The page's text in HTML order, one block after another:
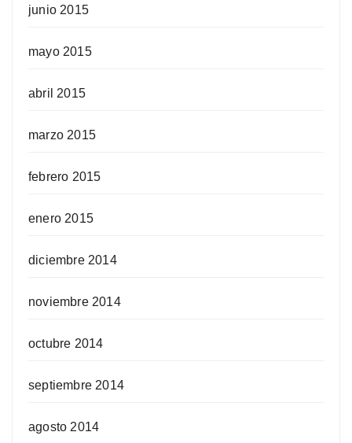
junio 2015
mayo 2015
abril 2015
marzo 2015
febrero 2015
enero 2015
diciembre 2014
noviembre 2014
octubre 2014
septiembre 2014
agosto 2014